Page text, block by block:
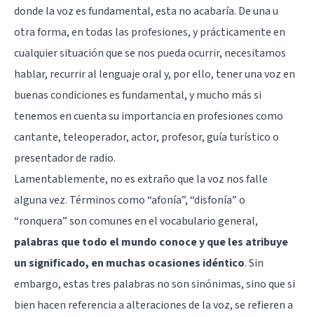
donde la voz es fundamental, esta no acabaría. De una u
otra forma, en todas las profesiones, y prácticamente en
cualquier situación que se nos pueda ocurrir, necesitamos
hablar, recurrir al lenguaje oral y, por ello, tener una voz en
buenas condiciones es fundamental, y mucho más si
tenemos en cuenta su importancia en profesiones como
cantante, teleoperador, actor, profesor, guía turístico o
presentador de radio.
Lamentablemente, no es extraño que la voz nos falle
alguna vez. Términos como “afonía”, “disfonía” o
“ronquera” son comunes en el vocabulario general,
palabras que todo el mundo conoce y que les atribuye
un significado, en muchas ocasiones idéntico. Sin
embargo, estas tres palabras no son sinónimas, sino que si
bien hacen referencia a alteraciones de la voz, se refieren a